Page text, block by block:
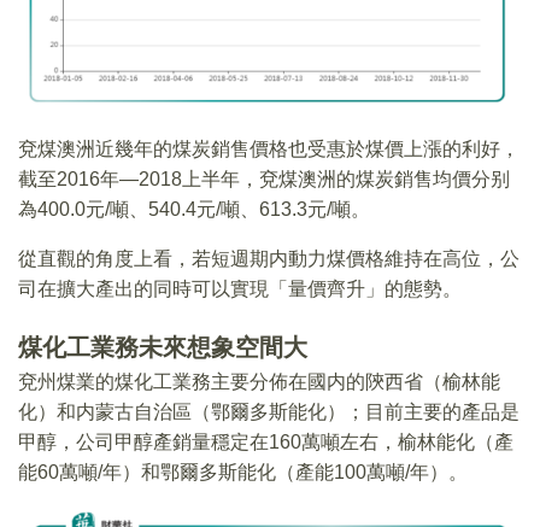
兗煤澳洲近幾年的煤炭銷售價格也受惠於煤價上漲的利好，
截至2016年—2018上半年，兗煤澳洲的煤炭銷售均價分别
為400.0元/噸、540.4元/噸、613.3元/噸。
從直觀的角度上看，若短週期内動力煤價格維持在高位，公
司在擴大產出的同時可以實現「量價齊升」的態勢。
煤化工業務未來想象空間大
兗州煤業的煤化工業務主要分佈在國内的陝西省（榆林能
化）和内蒙古自治區（鄂爾多斯能化）；目前主要的產品是
甲醇，公司甲醇產銷量穩定在160萬噸左右，榆林能化（產
能60萬噸/年）和鄂爾多斯能化（產能100萬噸/年）。